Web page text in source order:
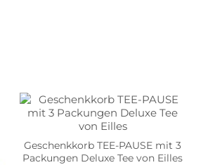
Geschenkkorb TEE-PAUSE mit 3
Packungen Deluxe Tee von Eilles